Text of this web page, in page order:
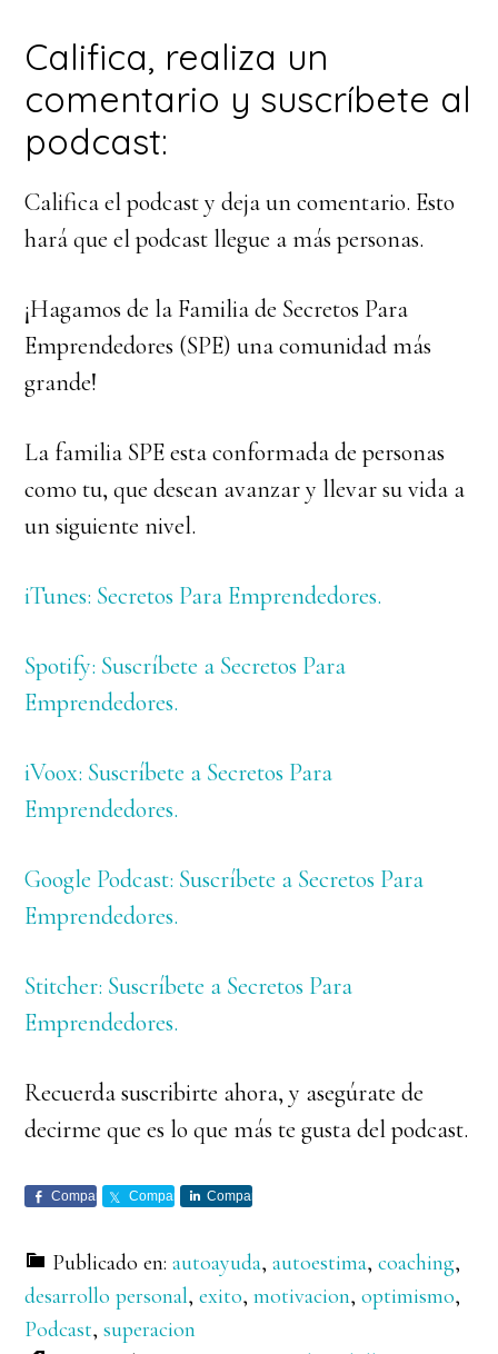
Califica, realiza un
comentario y suscríbete al
podcast:
Califica el podcast y deja un comentario. Esto
hará que el podcast llegue a más personas.
¡Hagamos de la Familia de Secretos Para
Emprendedores (SPE) una comunidad más
grande!
La familia SPE esta conformada de personas
como tu, que desean avanzar y llevar su vida a
un siguiente nivel.
iTunes: Secretos Para Emprendedores.
Spotify: Suscríbete a Secretos Para
Emprendedores.
iVoox: Suscríbete a Secretos Para
Emprendedores.
Google Podcast: Suscríbete a Secretos Para
Emprendedores.
Stitcher: Suscríbete a Secretos Para
Emprendedores.
Recuerda suscribirte ahora, y asegúrate de
decirme que es lo que más te gusta del podcast.
Comparte Comparte Comparte
Publicado en:autoayuda,autoestima,coaching,
desarrollo personal,exito,motivacion,optimismo,
Podcast,superacion